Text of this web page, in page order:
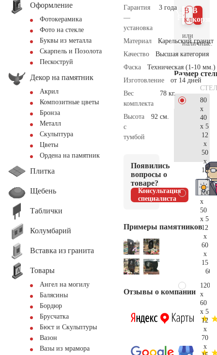
Оформление
Фотокерамика
Фото на стекле
Буквы из металла
Скарпель и Позолота
Пескоструй
Декор на памятник
Акрил
Композитные цветы
Бронза
Металл
Скульптура
Цветы
Ордена на памятник
Плитка
Щебень
Таблички
Колумбарий
Вставка из гранита
Товары
Ангел на могилу
Балясины
Бордюр
Брусчатка
Бюст и Скульптуры
Вазон
Вазы из мрамора
Гарантия
—
установка
3 года
Материал
Карельский гранит
Качество
Высшая категория
Фаска
Техническая (1-10 мм.)
Изготовление
от 14 дней
Вес
комплекта
78 кг.
Высота
с
тумбой
92 см.
Появились
вопросы о
товаре?
Консультация
специалиста
Примеры памятников
Отзывы о компании
В
В 1
клик
или
наличные.
Размер
80
x
40
x 5
12
x
50
x
15
100
x
50
x 5
12
x
60
x
15
120
x
60
x 5
12
x
70
x